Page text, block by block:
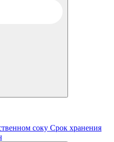
соку Срок хранения